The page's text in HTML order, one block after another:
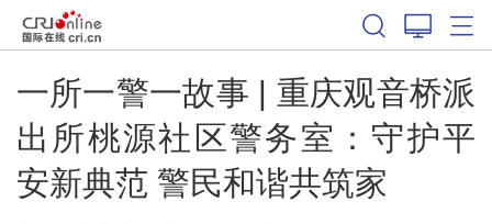
一所一警一故事 | 重庆观音桥派
出所桃源社区警务室：守护平
安新典范 警民和谐共筑家